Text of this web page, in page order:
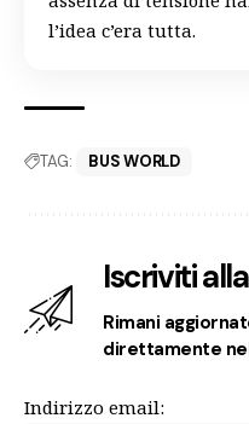
l’idea c’era tutta.
TAG: BUS WORLD
Iscriviti
Rimani
direttamente
Indirizzo email: